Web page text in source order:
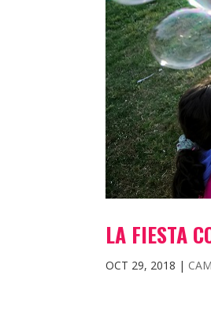
LA FIESTA
OCT 29, 2018 |